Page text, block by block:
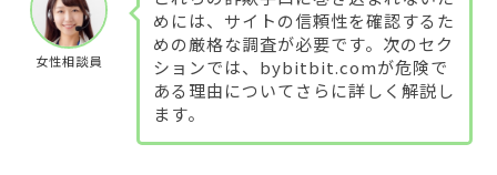
女性相談員
めには、サイトの信頼性を確認するた
めの厳格な調査が必要です。次のセク
ションでは、bybitbit.comが危険で
ある理由についてさらに詳しく解説し
ます。